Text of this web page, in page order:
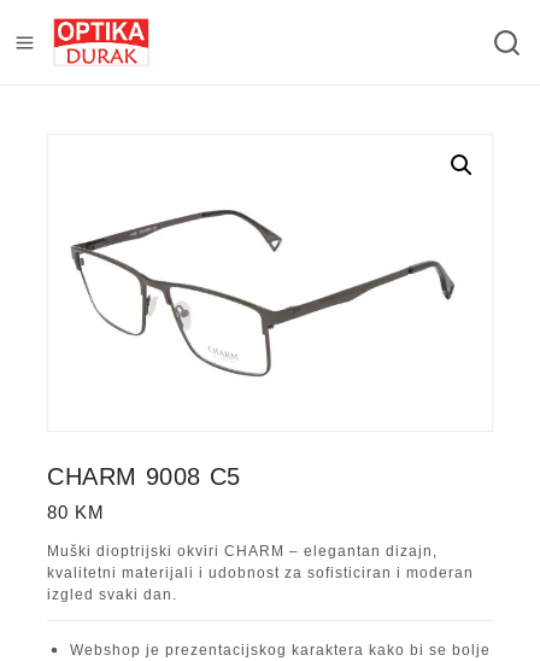
CHARM 9008 C5
80 KM
Muški dioptrijski okviri CHARM – elegantan dizajn,
kvalitetni materijali i udobnost za sofisticiran i moderan
izgled svaki dan.
Webshop je prezentacijskog karaktera kako bi se bolje